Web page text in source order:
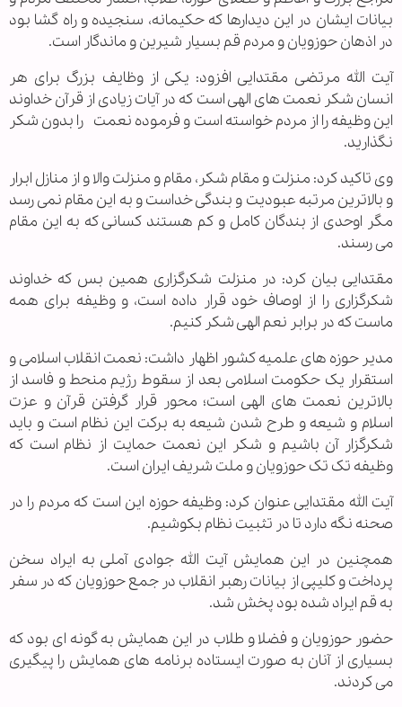
بیانات ایشان در این دیدارها که حکیمانه، سنجیده و راه گشا بود
در اذهان حوزویان و مردم قم بسیار شیرین و ماندگار است.
آیت الله مرتضی مقتدایی افزود: یکی از وظایف بزرگ برای هر
انسان شکر نعمت های الهی است که در آیات زیادی از قرآن خداوند
این وظیفه را از مردم خواسته است و فرموده نعمت را بدون شکر
نگذارید.
وی تاکید کرد: منزلت و مقام شکر، مقام و منزلت والا و از منازل ابرار
و بالاترین مرتبه عبودیت و بندگی خداست و به این مقام نمی رسد
مگر اوحدی از بندگان کامل و کم هستند کسانی که به این مقام
می رسند.
مقتدایی بیان کرد: در منزلت شکرگزاری همین بس که خداوند
شکرگزاری را از اوصاف خود قرار داده است، و وظیفه برای همه
ماست که در برابر نعم الهی شکر کنیم.
مدیر حوزه های علمیه کشور اظهار داشت: نعمت انقلاب اسلامی و
استقرار یک حکومت اسلامی بعد از سقوط رژیم منحط و فاسد از
بالاترین نعمت های الهی است؛ محور قرار گرفتن قرآن و عزت
اسلام و شیعه و طرح شدن شیعه به برکت این نظام است و باید
شکرگزار آن باشیم و شکر این نعمت حمایت از نظام است که
وظیفه تک تک حوزویان و ملت شریف ایران است.
آیت الله مقتدایی عنوان کرد: وظیفه حوزه این است که مردم را در
صحنه نگه دارد تا در تثبیت نظام بکوشیم.
همچنین در این همایش آیت الله جوادی آملی به ایراد سخن
پرداخت و کلیپی از بیانات رهبر انقلاب در جمع حوزویان که در سفر
به قم ایراد شده بود پخش شد.
حضور حوزویان و فضلا و طلاب در این همایش به گونه ای بود که
بسیاری از آنان به صورت ایستاده برنامه های همایش را پیگیری
می کردند.